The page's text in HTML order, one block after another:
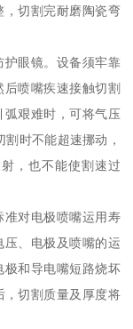
，切割完耐磨陶瓷弯
眼镜。设备须牢靠
喷嘴疾速接触切割
弧艰难时，可将气压
时不能超速挪动，
，也不能使割速过
准对电极喷嘴运用寿
、电极及喷嘴的运
极和导电嘴短路烧坏
，切割质量及厚度将